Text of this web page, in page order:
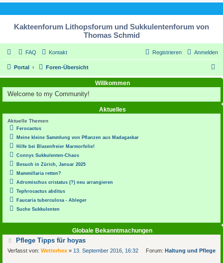
Kakteenforum Lithopsforum und Sukkulentenforum von
Thomas Schmid
FAQ Kontakt Anmelden
Registrieren
Portal Foren-Übersicht
u
h
e
Willkommen
Welcome to my Community!
Aktuelles
Aktuelle Themen
Ferocactus
Meine kleine Sammlung von Pflanzen aus Madagaskar
Hilfe bei Blasenfreier Marmorfolie!
Connys Sukkulenten-Chaos
Besuch in Zürich, Januar 2025
Mammillaria retten?
Adromischus cristatus (?) neu arrangieren
Tephrocactus abditus
Faucaria tuberculosa - Ableger
Suche Sukkulenten
Globale Bekanntmachungen
B
i
Pflege Tipps für hoyas
Verfasst von: Wetterhex » 13. September 2016, 16:32 Forum: Haltung und Pflege